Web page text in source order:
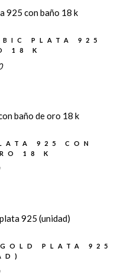
PLATA 925
18 K
925 CON
18 K
PLATA 925